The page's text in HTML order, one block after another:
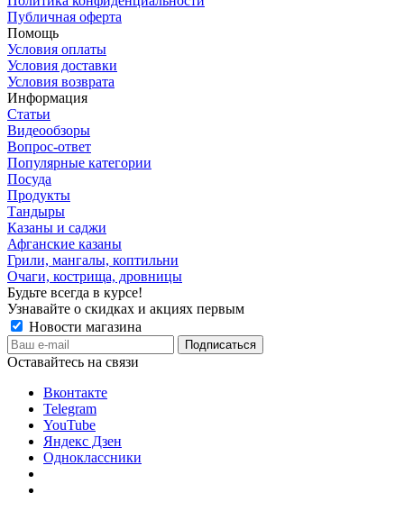
Публичная оферта
Помощь
Условия оплаты
Условия доставки
Условия возврата
Информация
Статьи
Видеообзоры
Вопрос-ответ
Популярные категории
Посуда
Продукты
Тандыры
Казаны и саджи
Афганские казаны
Грили, мангалы, коптильни
Очаги, кострища, дровницы
Будьте всегда в курсе!
Узнавайте о скидках и акциях первым
Новости магазина
Оставайтесь на связи
Вконтакте
Telegram
YouTube
Яндекс Дзен
Одноклассники